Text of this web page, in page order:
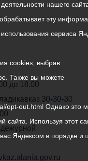
до 18.00
30-30-30
нашего
обрабатывает эту
сервиса
cookies, выбрав
Также вы можете
opt-out.html Однако это
сайта. Используя этот
Яндексом в порядке и